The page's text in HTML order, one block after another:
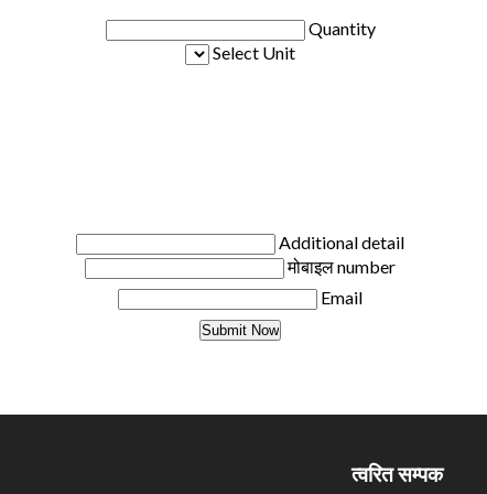
Quantity
Select Unit
Additional detail
मोबाइल number
Email
त्वरित सम्पक